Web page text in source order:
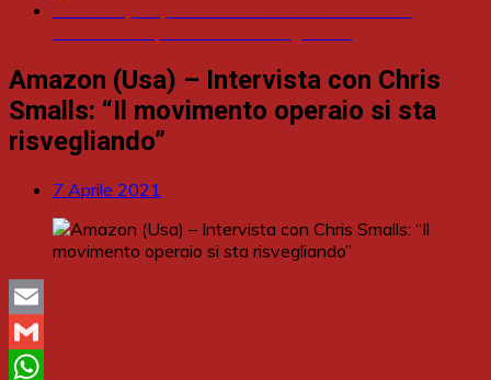
Amazon (Usa) – Intervista con Chris
Smalls: “Il movimento operaio si sta
risvegliando”
7 Aprile 2021
Email
Gmail